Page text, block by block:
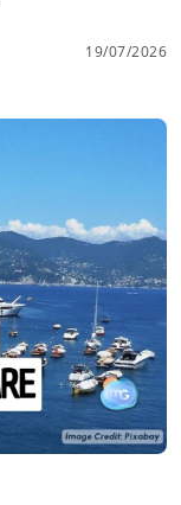
19/07/2026